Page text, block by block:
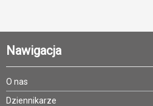
Nawigacja
O nas
Dziennikarze